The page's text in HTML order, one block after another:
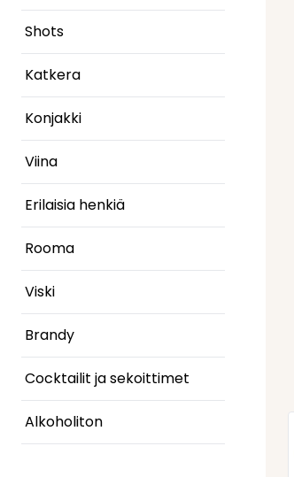
Shots
Katkera
Konjakki
Viina
Erilaisia henkiä
Rooma
Viski
Brandy
Cocktailit ja sekoittimet
Alkoholiton